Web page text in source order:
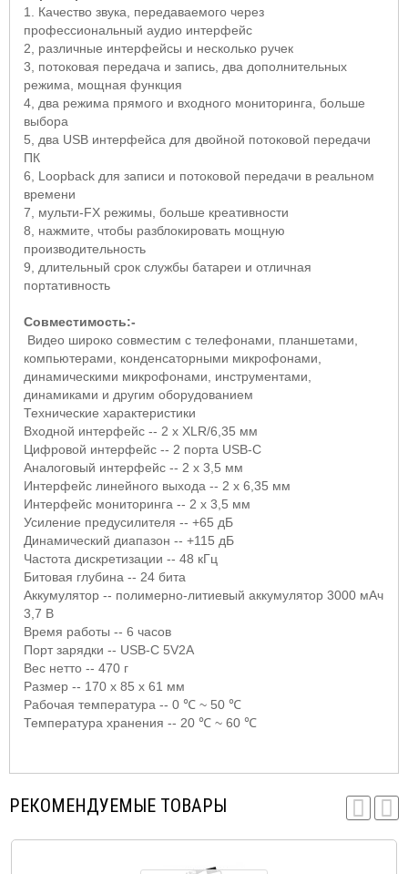
1. Качество звука, передаваемого через
профессиональный аудио интерфейс
2, различные интерфейсы и несколько ручек
3, потоковая передача и запись, два дополнительных
режима, мощная функция
4, два режима прямого и входного мониторинга, больше
выбора
5, два USB интерфейса для двойной потоковой передачи
ПК
6, Loopback для записи и потоковой передачи в реальном
времени
7, мульти-FX режимы, больше креативности
8, нажмите, чтобы разблокировать мощную
производительность
9, длительный срок службы батареи и отличная
портативность
Совместимость:-
Видео широко совместим с телефонами, планшетами,
компьютерами, конденсаторными микрофонами,
динамическими микрофонами, инструментами,
динамиками и другим оборудованием
Технические характеристики
Входной интерфейс -- 2 x XLR/6,35 мм
Цифровой интерфейс -- 2 порта USB-C
Аналоговый интерфейс -- 2 x 3,5 мм
Интерфейс линейного выхода -- 2 x 6,35 мм
Интерфейс мониторинга -- 2 x 3,5 мм
Усиление предусилителя -- +65 дБ
Динамический диапазон -- +115 дБ
Частота дискретизации -- 48 кГц
Битовая глубина -- 24 бита
Аккумулятор -- полимерно-литиевый аккумулятор 3000 мАч
3,7 В
Время работы -- 6 часов
Порт зарядки -- USB-C 5V2A
Вес нетто -- 470 г
Размер -- 170 х 85 х 61 мм
Рабочая температура -- 0 ℃ ~ 50 ℃
Температура хранения -- 20 ℃ ~ 60 ℃
РЕКОМЕНДУЕМЫЕ ТОВАРЫ